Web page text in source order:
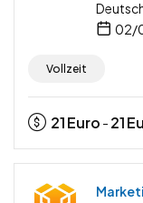
02/
Vollzeit
21Euro - 21